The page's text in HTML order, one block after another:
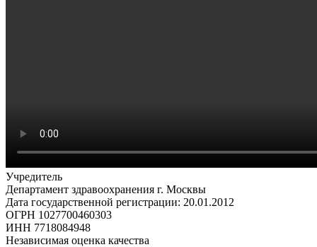
Учредитель
Департамент здравоохранения г. Москвы
Дата государственной регистрации: 20.01.2012
ОГРН 1027700460303
ИНН 7718084948
Независимая оценка качества